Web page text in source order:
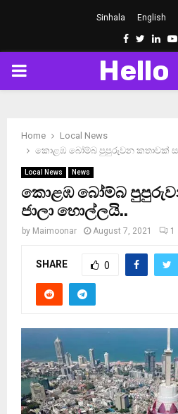
Sinhala English
Facebook
Twitter
PRIMARY
Hello
Home
Local News
කොළඹ බෝම්බ පුපුරුවන කතාවක්
Local News News
කොළඹ බෝම්බ
ජාලා හොල්ලයි..
by Maimoonar August 7, 2021 1
SHARE 0